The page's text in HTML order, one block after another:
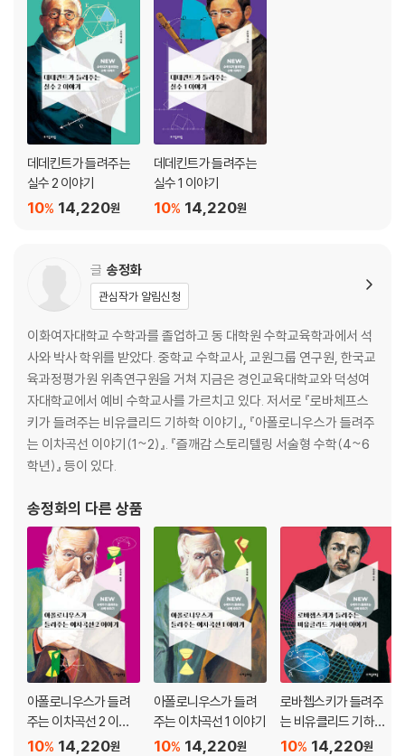
56 카르다노가 들려주는 확률 2 이야기
57 슈티펠이 들려주는 지수 이야기
58 네이피어가 들려주는 로그 이야기
59 뉴턴이 들려주는 지수함수와 로그함수 이야기
60 푸리에가 들려주는 삼각함수 이야기
데데킨트가 들려주는
실수 2 이야기
14,220원
10%
데데킨트가 들려주는
실수 1 이야기
14,220원
10%
글 송정화
관심작가 알림신청
이화여자대학교 수학과를 졸업하고 동 대학원 수학교육학과에서 석
사와 박사 학위를 받았다. 중학교 수학교사, 교원그룹 연구원, 한국교
육과정평가원 위촉연구원을 거쳐 지금은 경인교육대학교와 덕성여
자대학교에서 예비 수학교사를 가르치고 있다. 저서로 『로바체프스
키가 들려주는 비유클리드 기하학 이야기』, 『아폴로니우스가 들려주
는 이차곡선 이야기(1~2)』. 『즐깨감 스토리텔링 서술형 수학(4~6
학년)』 등이 있다.
송정화의 다른 상품
아폴로니우스가 들려
주는 이차곡선 2 이야
기
14,220원
10%
아폴로니우스가 들려
주는 이차곡선 1 이야기
14,220원
10%
로바쳅스키가 들려주
는 비유클리드 기하학
이야기14,220원
10%